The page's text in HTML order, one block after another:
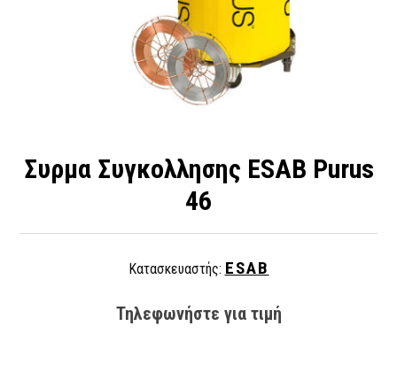
Συρμα Συγκολλησης ESAB Purus
46
Κατασκευαστής: ESAB
Τηλεφωνήστε για τιμή